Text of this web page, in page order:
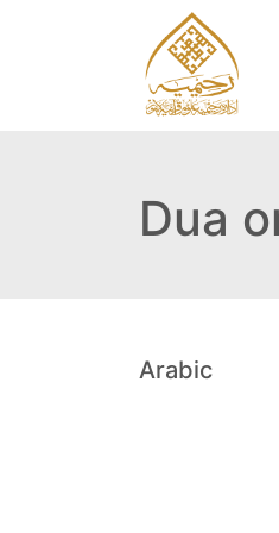
Dua
Arabic